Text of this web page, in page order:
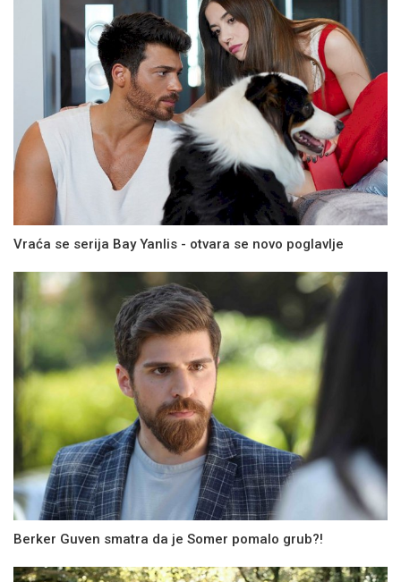
Vraća se serija Bay Yanlis - otvara se novo poglavlje
Berker Guven smatra da je Somer pomalo grub?!